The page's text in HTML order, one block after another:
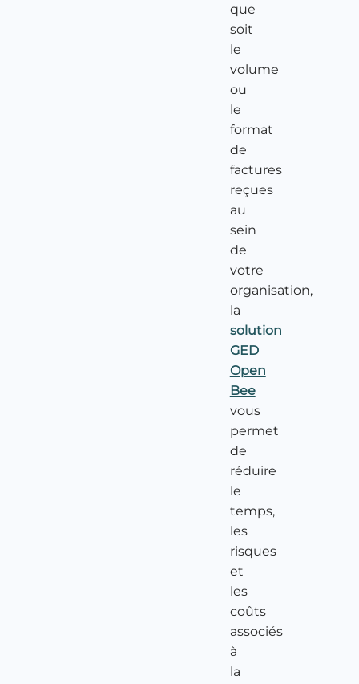
que
soit
le
volume
ou
le
format
de
factures
reçues
au
sein
de
votre
organisation,
la
solution
GED
Open
Bee
vous
permet
de
réduire
le
temps,
les
risques
et
les
coûts
associés
à
la